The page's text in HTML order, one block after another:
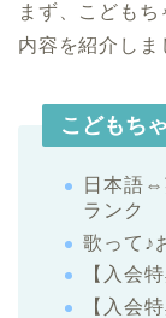
まず、こども
内容を紹介しま
こどもち
日本語⇔
ランク
歌って♪
【入会
【入会